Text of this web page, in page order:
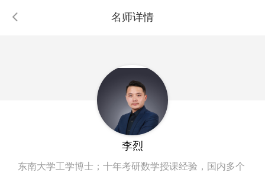
名师详情
李烈
东南大学工学博士；十年考研数学授课经验，国内多个